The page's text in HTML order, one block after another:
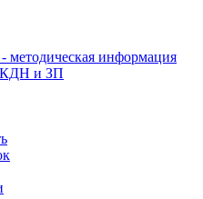
информация
КДН и ЗП